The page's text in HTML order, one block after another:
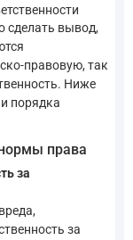
сделать вывод,
правовую, так
Ниже
порядка
права
за
за